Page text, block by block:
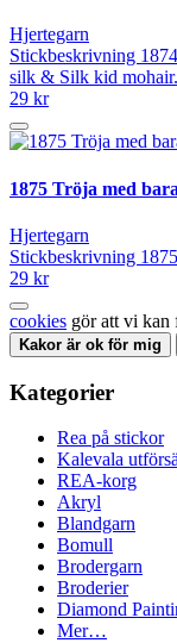
Hjertegarn
Stickbeskrivning
silk & Silk kid mohair.
29 kr
1875 Tröja med
Hjertegarn
Stickbeskrivning
29 kr
cookies gör att vi kan
Kakor är ok för mig
Kategorier
Rea på stickor
Kalevala
REA-korg
Akryl
Blandgarn
Bomull
Brodergarn
Broderier
Diamond
Mer…